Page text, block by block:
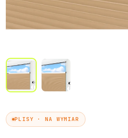
PLISY · NA WYMIAR